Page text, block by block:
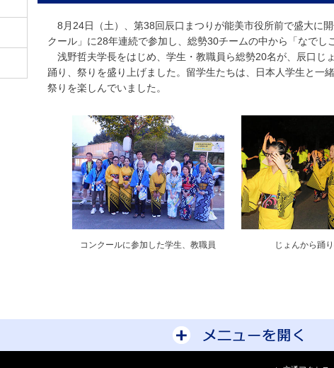
8月24日（土）、第38回辰口まつりが能美市役所前で盛大に
クール」に28年連続で参加し、総勢30チームの中から「なでし
浅野哲夫学長をはじめ、学生・教職員ら総勢20名が、辰口じ
踊り、祭りを盛り上げました。留学生たちは、日本人学生と一
祭りを楽しんでいました。
コンクールに参加した学生、教職員 じょんから踊